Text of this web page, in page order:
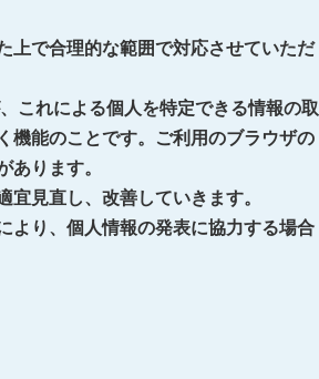
上で合理的な範囲で対応させていただ
これによる個人を特定できる情報の取
機能のことです。ご利用のブラウザの
ります。
見直し、改善していきます。
より、個人情報の発表に協力する場合